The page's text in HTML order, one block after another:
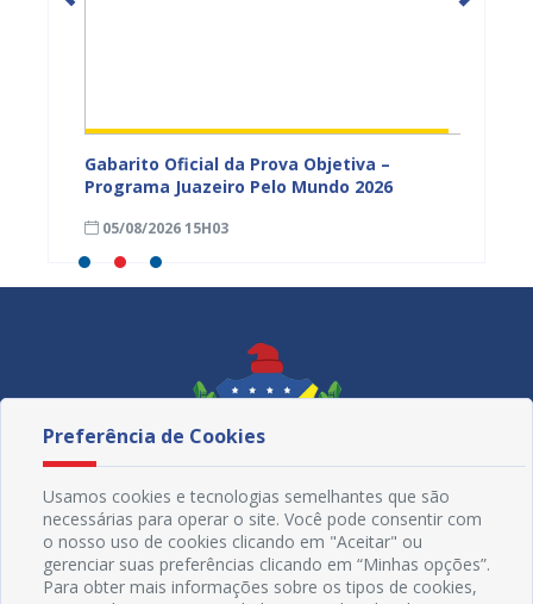
Gabarito Oficial da Prova Objetiva –
Programa Juazeiro Pelo Mundo 2026
05/08/2026 15H03
Preferência de Cookies
Usamos cookies e tecnologias semelhantes que são
necessárias para operar o site. Você pode consentir com
o nosso uso de cookies clicando em "Aceitar" ou
gerenciar suas preferências clicando em “Minhas opções”.
Para obter mais informações sobre os tipos de cookies,